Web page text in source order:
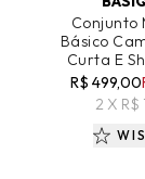
Conjunto
Básico
Curta E
R$ 499,00
2 X R$